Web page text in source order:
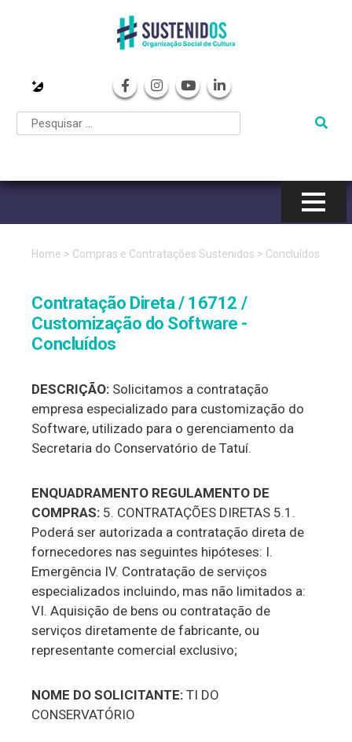
Pular
o
Home > Compras e Contratações Sustenidos > Concluídos
Contratação Direta / 16712 /
Customização do Software -
Concluídos
DESCRIÇÃO: Solicitamos a contratação
empresa especializado para customização do
Software, utilizado para o gerenciamento da
Secretaria do Conservatório de Tatuí.
ENQUADRAMENTO REGULAMENTO DE
COMPRAS: 5. CONTRATAÇÕES DIRETAS 5.1.
Poderá ser autorizada a contratação direta de
fornecedores nas seguintes hipóteses: I.
Emergência IV. Contratação de serviços
especializados incluindo, mas não limitados a:
VI. Aquisição de bens ou contratação de
serviços diretamente de fabricante, ou
representante comercial exclusivo;
NOME DO SOLICITANTE: TI DO
CONSERVATÓRIO